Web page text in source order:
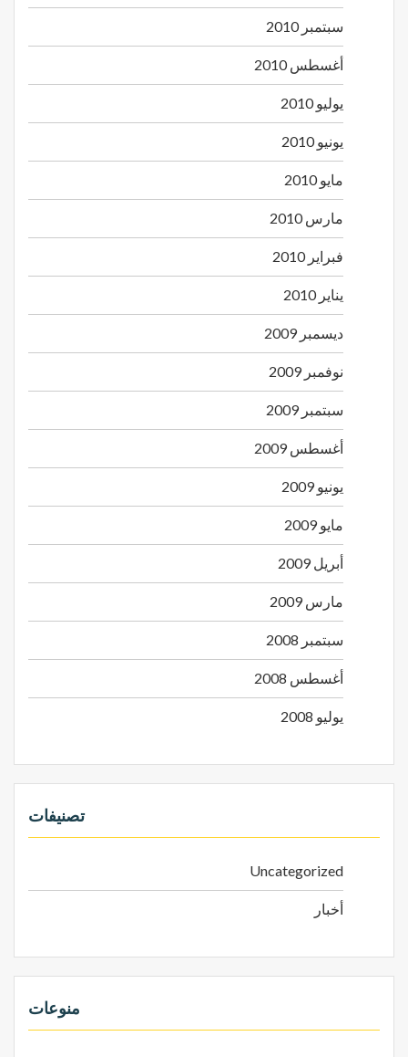
سبتمبر 2010
أغسطس 2010
يوليو 2010
يونيو 2010
مايو 2010
مارس 2010
فبراير 2010
يناير 2010
ديسمبر 2009
نوفمبر 2009
سبتمبر 2009
أغسطس 2009
يونيو 2009
مايو 2009
أبريل 2009
مارس 2009
سبتمبر 2008
أغسطس 2008
يوليو 2008
تصنيفات
Uncategorized
أخبار
منوعات